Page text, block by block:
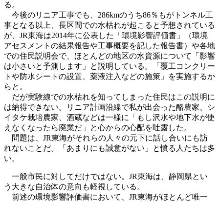
る。
今後のリニア工事でも、286kmのうち86％もがトンネル工
事となる以上、長区間での水枯れが起こると予想されている
が、JR東海は2014年に公表した「環境影響評価書」（環境
アセスメントの結果報告や工事概要を記した報告書）や各地
での住民説明会で、ほとんどの地区の水資源について「影響
は小さいと予測します」と説明している。「覆工コンクリー
トや防水シートの設置、薬液注入などの施策」を実施するか
らと。
だが実験線での水枯れを知ってしまった住民はこの説明に
は納得できない。リニア計画沿線で私が出会った酪農家、シ
イタケ栽培農家、酒蔵などは一様に「もし沢水や地下水が使
えなくなったら廃業だ」と心からの心配を吐露した。
問題は、JR東海がそれらの人々の元下に話し合いにも訪
れないことだ。「あまりにも誠意がない」と憤る人たちは多
い。
一般市民に対してだけではない。JR東海は、静岡県とい
う大きな自治体の意向も軽視している。
前述の環境影響評価書において、JR東海がほとんど唯一